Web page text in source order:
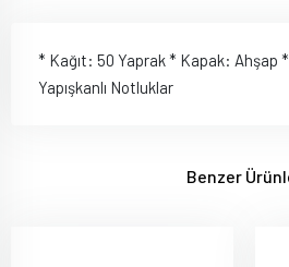
* Kağıt: 50 Yaprak * Kapak: Ahşap
Yapışkanlı Notluklar
Benzer